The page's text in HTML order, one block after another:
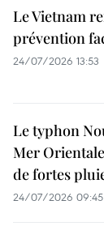
Le Vietnam
prévention
24/07/2026 13:53
Le typhon
Mer
de fortes
24/07/2026 09:45